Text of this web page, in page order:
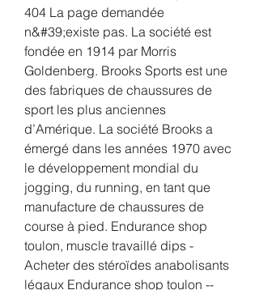
404 La page demandée
n&#39;existe pas. La société est
fondée en 1914 par Morris
Goldenberg. Brooks Sports est une
des fabriques de chaussures de
sport les plus anciennes
d’Amérique. La société Brooks a
émergé dans les années 1970 avec
le développement mondial du
jogging, du running, en tant que
manufacture de chaussures de
course à pied. Endurance shop
toulon, muscle travaillé dips -
Acheter des stéroïdes anabolisants
légaux Endurance shop toulon --